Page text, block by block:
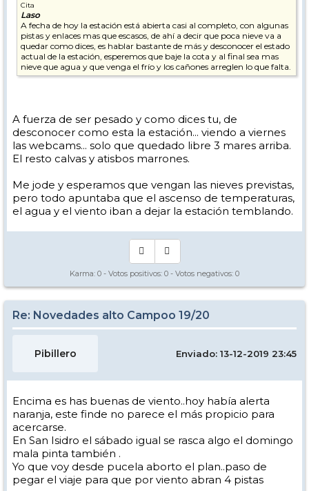
Cita
Laso
A fecha de hoy la estación está abierta casi al completo, con algunas
pistas y enlaces mas que escasos, de ahí a decir que poca nieve va a
quedar como dices, es hablar bastante de más y desconocer el estado
actual de la estación, esperemos que baje la cota y al final sea mas
nieve que agua y que venga el frío y los cañones arreglen lo que falta.
A fuerza de ser pesado y como dices tu, de
desconocer como esta la estación... viendo a viernes
las webcams... solo que quedado libre 3 mares arriba.
El resto calvas y atisbos marrones.
Me jode y esperamos que vengan las nieves previstas,
pero todo apuntaba que el ascenso de temperaturas,
el agua y el viento iban a dejar la estación temblando.
Karma: 0 - Votos positivos: 0 - Votos negativos: 0
Re: Novedades alto Campoo 19/20
Pibillero Enviado: 13-12-2019 23:45
Encima es has buenas de viento..hoy había alerta
naranja, este finde no parece el más propicio para
acercarse.
En San Isidro el sábado igual se rasca algo el domingo
mala pinta también .
Yo que voy desde pucela aborto el plan..paso de
pegar el viaje para que por viento abran 4 pistas